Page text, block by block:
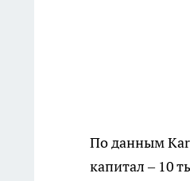
По данным
капитал – 10